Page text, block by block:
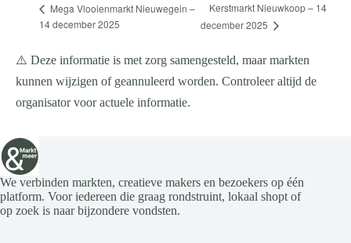
Mega Vlooienmarkt Nieuwegein –
14 december 2025
Kerstmarkt Nieuwkoop – 14
december 2025
⚠️ Deze informatie is met zorg samengesteld, maar markten
kunnen wijzigen of geannuleerd worden. Controleer altijd de
organisator voor actuele informatie.
We verbinden markten, creatieve makers en bezoekers op één
platform. Voor iedereen die graag rondstruint, lokaal shopt of
op zoek is naar bijzondere vondsten.